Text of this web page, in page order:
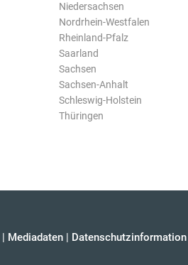
Niedersachsen
Nordrhein-Westfalen
Rheinland-Pfalz
Saarland
Sachsen
Sachsen-Anhalt
Schleswig-Holstein
Thüringen
| Mediadaten | Datenschutzinformation